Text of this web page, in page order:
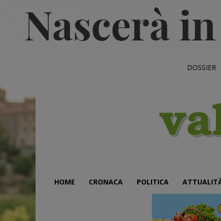
DOSSIER
HOME CRONACA POLITICA